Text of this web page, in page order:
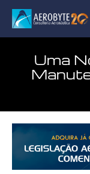
Uma